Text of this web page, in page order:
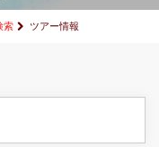
索 ツアー情報